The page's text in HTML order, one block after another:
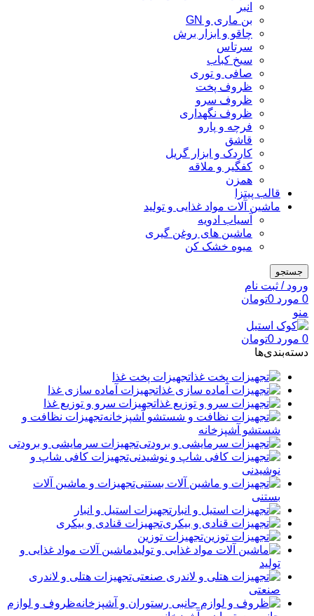
انبر
بن ماری و GN
چاقو و ابزار برش
سرتاس
سیخ کباب
صافی و توری
ظروف پخت
ظروف سرو
ظروف نگهداری
فرچه و پارو
قاشق
کاردک و ابزار گریل
کفگیر و ملاقه
همزن
قالب پیتزا
ماشین آلات مواد غذایی و تولید
آسیاب ادویه
ماشین های روغن گیری
میوه خشک کن
جستجو
ورود / ثبت نام
0 مورد 0تومان
منو
0 مورد 0تومان
دسته‌بندی‌ها
تجهیزات پخت غذا
تجهیزات آماده سازی غذا
تجهیزات سرو و توزیع غذا
تجهیزات نظافت و
شستشو آشپزخانه
تجهیزات سرمایشی و برودتی
تجهیزات کافی شاپ و
نوشیدنی
تجهیزات و ماشین آلات
بستنی
تجهیزات استیل و انبار
تجهیزات قنادی و بیکری
تجهیزات توزین
ماشین آلات مواد غذایی و
تولید
تجهیزات هتلی و لاندری
صنعتی
ظروف و لوازم